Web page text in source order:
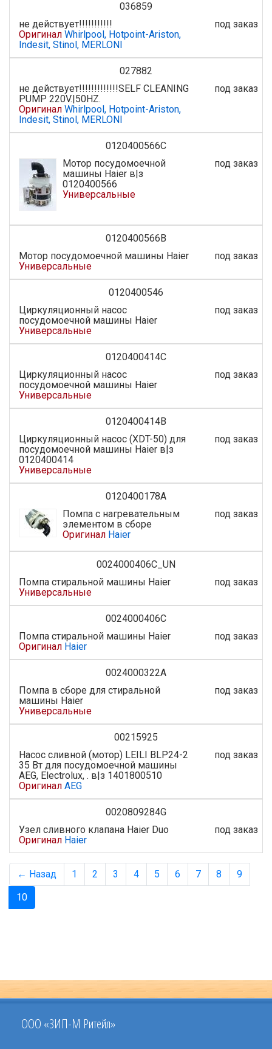
036859
не действует!!!!!!!!!!!
Оригинал Whirlpool, Hotpoint-Ariston,
Indesit, Stinol, MERLONI
под заказ
027882
не действует!!!!!!!!!!!!!SELF CLEANING
PUMP 220V.|50HZ.
Оригинал Whirlpool, Hotpoint-Ariston,
Indesit, Stinol, MERLONI
под заказ
0120400566C
Мотор посудомоечной
машины Haier в|з
0120400566
Универсальные
под заказ
0120400566B
Мотор посудомоечной машины Haier
Универсальные
под заказ
0120400546
Циркуляционный насос
посудомоечной машины Haier
Универсальные
под заказ
0120400414C
Циркуляционный насос
посудомоечной машины Haier
Универсальные
под заказ
0120400414B
Циркуляционный насос (XDT-50) для
посудомоечной машины Haier в|з
0120400414
Универсальные
под заказ
0120400178A
Помпа с нагревательным
элементом в сборе
Оригинал Haier
под заказ
0024000406C_UN
Помпа стиральной машины Haier
Универсальные
под заказ
0024000406C
Помпа стиральной машины Haier
Оригинал Haier
под заказ
0024000322A
Помпа в сборе для стиральной
машины Haier
Универсальные
под заказ
00215925
Насос сливной (мотор) LEILI BLP24-2
35 Вт для посудомоечной машины
AEG, Electrolux, . в|з 1401800510
Оригинал AEG
под заказ
0020809284G
Узел сливного клапана Haier Duo
Оригинал Haier
под заказ
← Назад 1 2 3 4 5 6 7 8
9
10
ООО «ЗИП-М Ритейл»